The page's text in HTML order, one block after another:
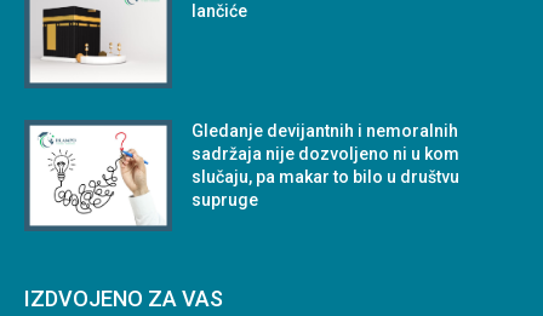
lančiće
Gledanje devijantnih i nemoralnih
sadržaja nije dozvoljeno ni u kom
slučaju, pa makar to bilo u društvu
supruge
IZDVOJENO ZA VAS